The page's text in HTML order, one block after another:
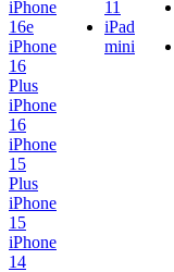
iPhone
16e
iPhone
16
Plus
iPhone
16
iPhone
15
Plus
iPhone
15
iPhone
14
11
iPad
mini